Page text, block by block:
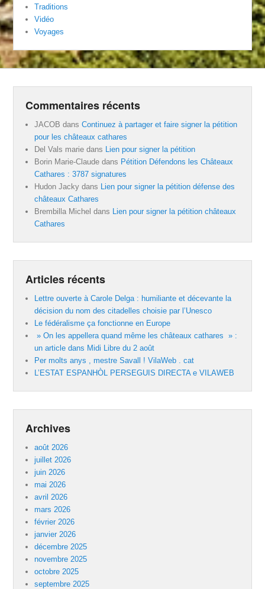
Traditions
Vidéo
Voyages
Commentaires récents
JACOB dansContinuez à partager et faire signer la pétition
pour les châteaux cathares
Del Vals marie dans Lien pour signer la pétition
Borin Marie-Claude dans Pétition Défendons les Châteaux
Cathares : 3787 signatures
Hudon Jacky dans Lien pour signer la pétition défense des
châteaux Cathares
Brembilla Michel dans Lien pour signer la pétition châteaux
Cathares
Articles récents
Lettre ouverte à Carole Delga : humiliante et décevante la
décision du nom des citadelles choisie par l’Unesco
Le fédéralisme ça fonctionne en Europe
» On les appellera quand même les châteaux cathares » :
un article dans Midi Libre du 2 août
Per molts anys , mestre Savall ! VilaWeb . cat
L’ESTAT ESPANHÒL PERSEGUIS DIRECTA e VILAWEB
Archives
août 2026
juillet 2026
juin 2026
mai 2026
avril 2026
mars 2026
février 2026
janvier 2026
décembre 2025
novembre 2025
octobre 2025
septembre 2025